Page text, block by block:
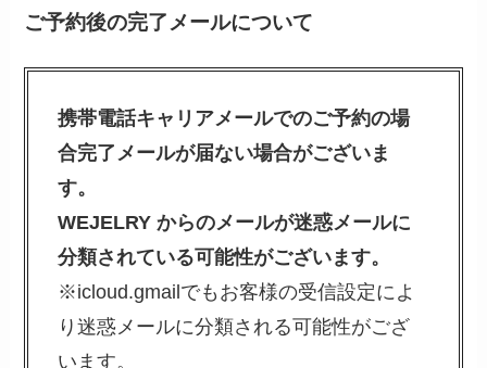
ご予約後の完了メールについて
携帯電話キャリアメールでのご予約の場
合完了メールが届ない場合がございま
す。
WEJELRY からのメールが迷惑メールに
分類されている可能性がございます。
※icloud.gmailでもお客様の受信設定によ
り迷惑メールに分類される可能性がござ
います。